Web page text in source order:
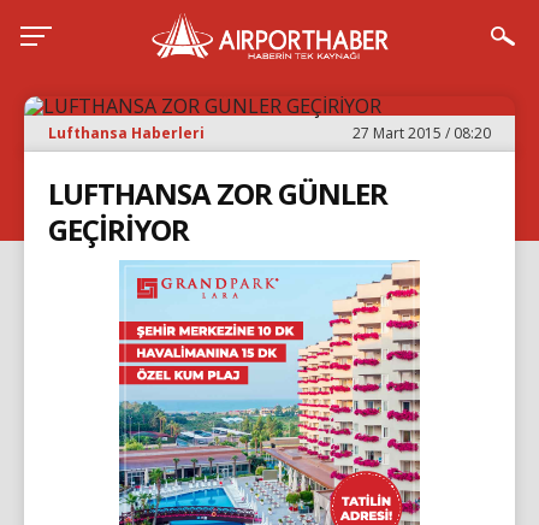
Lufthansa Haberleri 27 Mart 2015 / 08:20
LUFTHANSA ZOR GÜNLER
GEÇİRİYOR